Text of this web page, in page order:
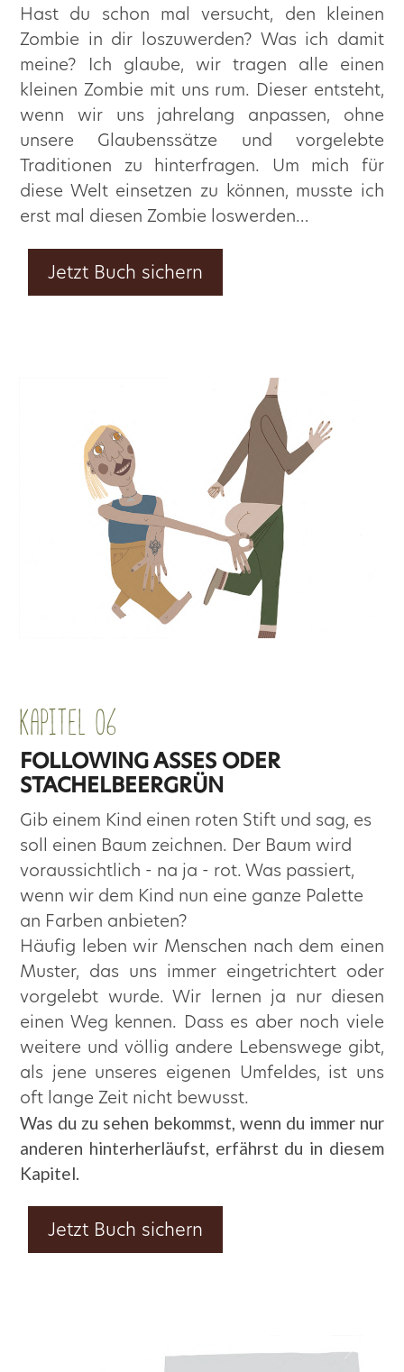
Hast du schon mal versucht, den kleinen
Zombie in dir loszuwerden? Was ich damit
meine? Ich glaube, wir tragen alle einen
kleinen Zombie mit uns rum. Dieser entsteht,
wenn wir uns jahrelang anpassen, ohne
unsere Glaubenssätze und vorgelebte
Traditionen zu hinterfragen. Um mich für
diese Welt einsetzen zu können, musste ich
erst mal diesen Zombie loswerden…
Jetzt Buch sichern
KAPITEL 06
FOLLOWING ASSES ODER
STACHELBEERGRÜN
Gib einem Kind einen roten Stift und sag, es
soll einen Baum zeichnen. Der Baum wird
voraussichtlich - na ja - rot. Was passiert,
wenn wir dem Kind nun eine ganze Palette
an Farben anbieten?
Häufig leben wir Menschen nach dem einen
Muster, das uns immer eingetrichtert oder
vorgelebt wurde. Wir lernen ja nur diesen
einen Weg kennen. Dass es aber noch viele
weitere und völlig andere Lebenswege gibt,
als jene unseres eigenen Umfeldes, ist uns
oft lange Zeit nicht bewusst.
Was du zu sehen bekommst, wenn du immer nur
anderen hinterherläufst, erfährst du in diesem
Kapitel.
Jetzt Buch sichern